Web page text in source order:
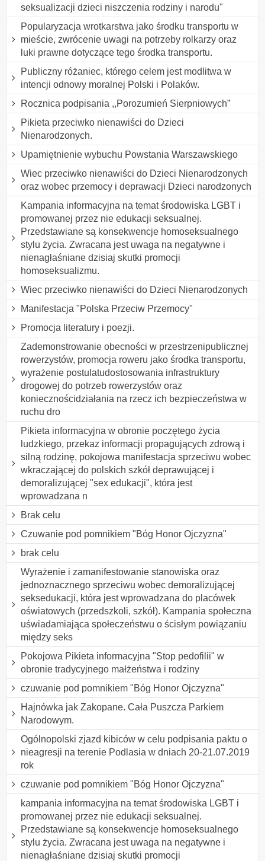
seksualizacji dzieci niszczenia rodziny i narodu"
Popularyzacja wrotkarstwa jako środku transportu w
mieście, zwrócenie uwagi na potrzeby rolkarzy oraz
luki prawne dotyczące tego środka transportu.
Publiczny różaniec, którego celem jest modlitwa w
intencji odnowy moralnej Polski i Polaków.
Rocznica podpisania ,,Porozumień Sierpniowych”
Pikieta przeciwko nienawiści do Dzieci
Nienarodzonych.
Upamiętnienie wybuchu Powstania Warszawskiego
Wiec przeciwko nienawiści do Dzieci Nienarodzonych
oraz wobec przemocy i deprawacji Dzieci narodzonych
Kampania informacyjna na temat środowiska LGBT i
promowanej przez nie edukacji seksualnej.
Przedstawiane są konsekwencje homoseksualnego
stylu życia. Zwracana jest uwaga na negatywne i
nienagłaśniane dzisiaj skutki promocji
homoseksualizmu.
Wiec przeciwko nienawiści do Dzieci Nienarodzonych
Manifestacja "Polska Przeciw Przemocy"
Promocja literatury i poezji.
Zademonstrowanie obecności w przestrzenipublicznej
rowerzystów, promocja roweru jako środka transportu,
wyrażenie postulatudostosowania infrastruktury
drogowej do potrzeb rowerzystów oraz
koniecznościdziałania na rzecz ich bezpieczeństwa w
ruchu dro
Pikieta informacyjna w obronie poczętego życia
ludzkiego, przekaz informacji propagujących zdrową i
silną rodzinę, pokojowa manifestacja sprzeciwu wobec
wkraczającej do polskich szkół deprawującej i
demoralizującej "sex edukacji", która jest
wprowadzana n
Brak celu
Czuwanie pod pomnikiem "Bóg Honor Ojczyzna"
brak celu
Wyrażenie i zamanifestowanie stanowiska oraz
jednoznacznego sprzeciwu wobec demoralizującej
seksedukacji, która jest wprowadzana do placówek
oświatowych (przedszkoli, szkół). Kampania społeczna
uświadamiająca społeczeństwu o ścisłym powiązaniu
między seks
Pokojowa Pikieta informacyjna "Stop pedofilii" w
obronie tradycyjnego małżeństwa i rodziny
czuwanie pod pomnikiem "Bóg Honor Ojczyzna"
Hajnówka jak Zakopane. Cała Puszcza Parkiem
Narodowym.
Ogólnopolski zjazd kibiców w celu podpisania paktu o
nieagresji na terenie Podlasia w dniach 20-21.07.2019
rok
czuwanie pod pomnikiem "Bóg Honor Ojczyzna"
kampania informacyjna na temat środowiska LGBT i
promowanej przez nie edukacji seksualnej.
Przedstawiane są konsekwencje homoseksualnego
stylu życia. Zwracana jest uwaga na negatywne i
nienagłaśniane dzisiaj skutki promocji